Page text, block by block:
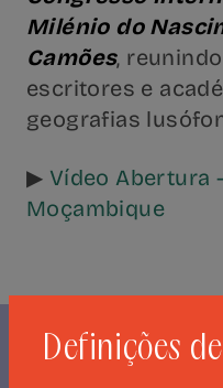
Milénio do
Camões,
escritores e
geografias
▶ Vídeo Abertura
Moçambique
Definições